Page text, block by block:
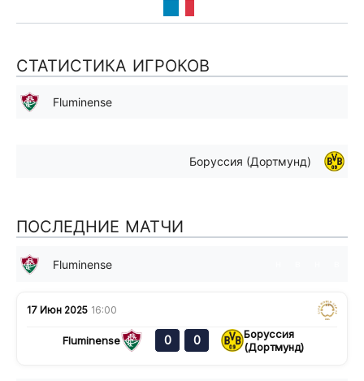
СТАТИСТИКА ИГРОКОВ
Fluminense
Боруссия (Дортмунд)
ПОСЛЕДНИЕ МАТЧИ
Fluminense
17 Июн 2025 16:00
Fluminense 0 0
Боруссия
(Дортмунд)